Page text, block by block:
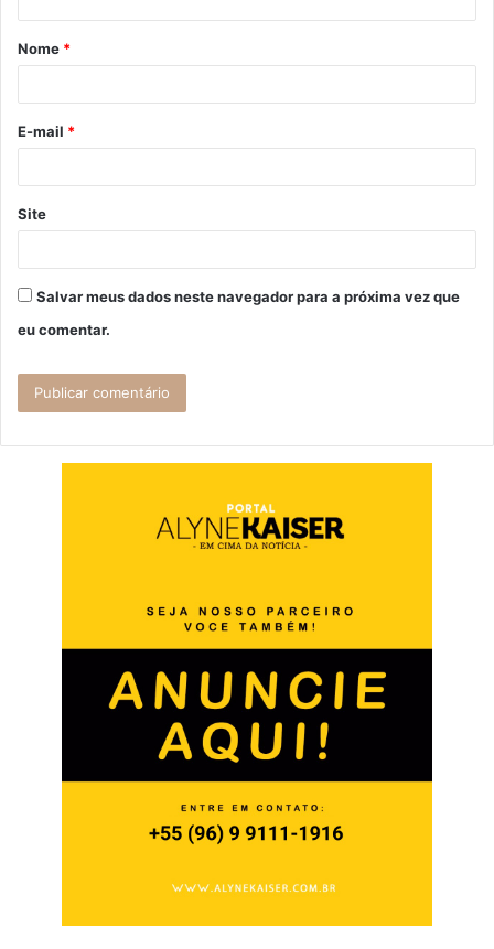
á
r
*
Nome *
E-mail *
Site
Salvar meus dados neste navegador para a próxima vez que
eu comentar.